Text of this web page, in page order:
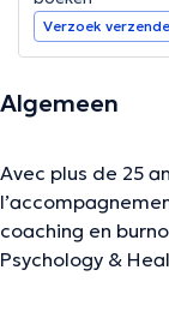
Verzoek
Algemeen
Avec plus de 25
coaching en
Psychology &